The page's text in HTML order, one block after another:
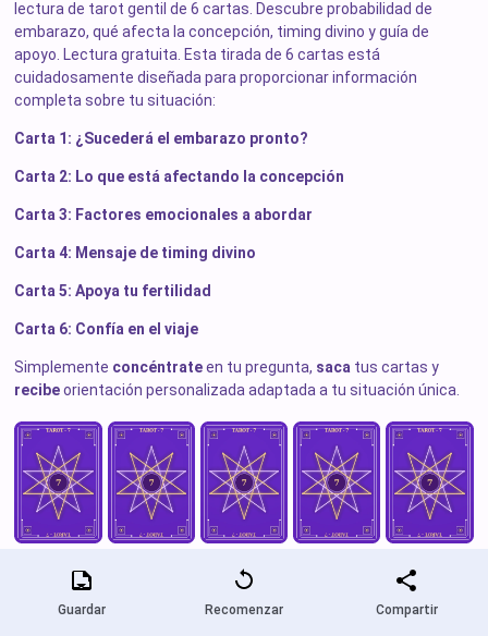
Guardar Recomenzar Compartir
lectura de tarot gentil de 6 cartas. Descubre probabilidad de
embarazo, qué afecta la concepción, timing divino y guía de
apoyo. Lectura gratuita. Esta tirada de 6 cartas está
cuidadosamente diseñada para proporcionar información
completa sobre tu situación:
Carta 1: ¿Sucederá el embarazo pronto?
Carta 2: Lo que está afectando la concepción
Carta 3: Factores emocionales a abordar
Carta 4: Mensaje de timing divino
Carta 5: Apoya tu fertilidad
Carta 6: Confía en el viaje
Simplemente concéntrateen tu pregunta, saca tus cartas y
recibeorientación personalizada adaptada a tu situación única.